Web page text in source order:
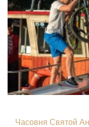
Часовня Святой